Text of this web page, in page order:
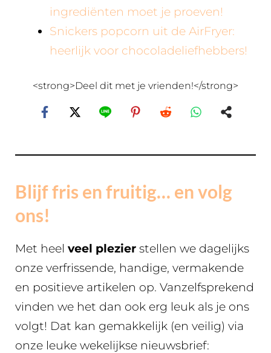
ingrediënten moet je proeven!
Snickers popcorn uit de AirFryer:
heerlijk voor chocoladeliefhebbers!
<strong>Deel dit met je vrienden!</strong>
Blijf fris en fruitig… en volg
ons!
Met heel veel plezier stellen we dagelijks
onze verfrissende, handige, vermakende
en positieve artikelen op. Vanzelfsprekend
vinden we het dan ook erg leuk als je ons
volgt! Dat kan gemakkelijk (en veilig) via
onze leuke wekelijkse nieuwsbrief: